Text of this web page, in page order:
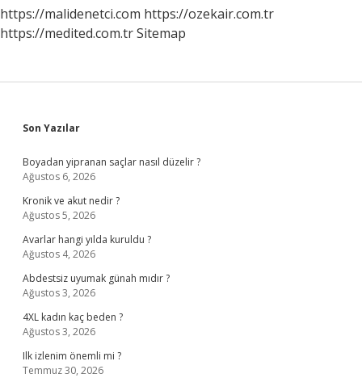
https://malidenetci.com https://ozekair.com.tr
https://medited.com.trSitemap
Sidebar
Son Yazılar
Boyadan yipranan saçlar nasıl düzelir ?
Ağustos 6, 2026
Kronik ve akut nedir ?
Ağustos 5, 2026
Avarlar hangi yılda kuruldu ?
Ağustos 4, 2026
Abdestsiz uyumak günah mıdır ?
Ağustos 3, 2026
4XL kadın kaç beden ?
Ağustos 3, 2026
Ilk izlenim önemli mi ?
Temmuz 30, 2026